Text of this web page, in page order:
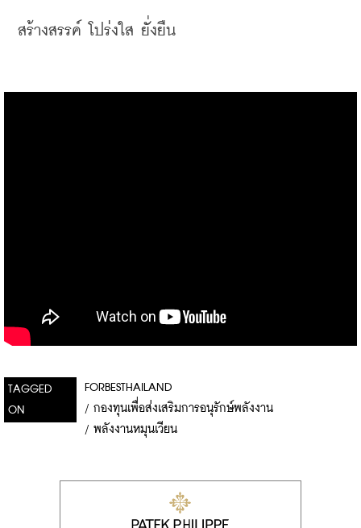
สร้างสรรค์ โปร่งใส ยั่งยืน
TAGGED
ON
FORBESTHAILAND
/ กองทุนเพื่อส่งเสริมการอนุรักษ์พลังงาน
/ พลังงานหมุนเวียน